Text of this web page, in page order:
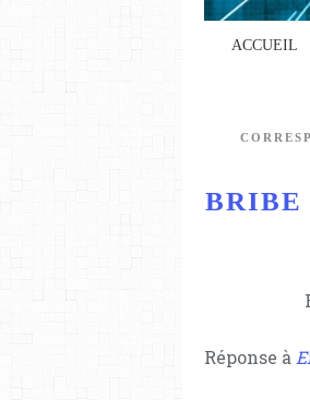
ACCUEIL
BRIBE
Réponse à